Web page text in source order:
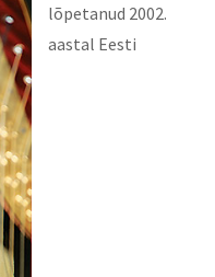
lõpetanud 2002.
aastal Eesti